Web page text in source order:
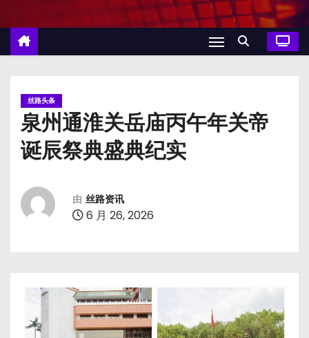
丝路头条
泉州通淮关岳庙丙午年关帝
诞辰祭典盛典纪实
由 丝路资讯
6 月 26, 2026